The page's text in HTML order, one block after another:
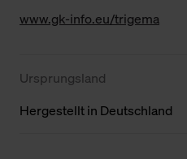
www.gk-info.eu/trigema
Ursprungsland
Hergestellt in Deutschland